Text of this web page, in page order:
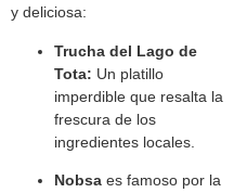
y deliciosa:
Trucha del Lago de
Tota: Un platillo
imperdible que resalta la
frescura de los
ingredientes locales.
Nobsa es famoso por la